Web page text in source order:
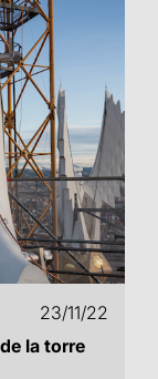
23/11/22
la torre